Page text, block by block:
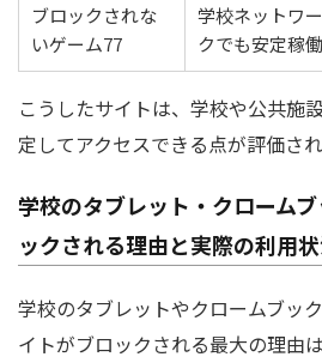
ブロックされな
いゲーム77
学校ネットワー
クでも安定稼働
こうしたサイトは、学校や公共施
定してアクセスできる点が評価され
学校のタブレット・クローム
ックされる理由と実際の利用
学校のタブレットやクロームブッ
イトがブロックされる最大の理由は